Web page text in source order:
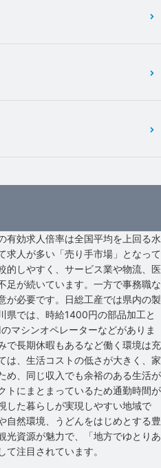
有効求人倍率は全国平均を上回る水
求人が多い「売り手市場」となって
的しやすく、サービス業や物流、医
足が続いています。一方で事務職な
が必要です。日総工産では県内の製
県では、時給1400円の部品加工と
マシンオペレーターなどがありま
で長期休暇もあるなど働く環境は充
は、生活コストの低さが大きく、家
め、同じ収入でも余裕のある生活が
トにまとまっているため通勤時間が
した暮らしが実現しやすい地域で
自然環境、うどんをはじめとする豊
光資源が魅力で、「地方でゆとりあ
注目されています。